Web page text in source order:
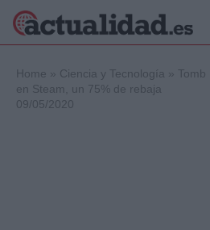
Home » Ciencia y Tecnología » Tomb
en Steam, un 75% de rebaja
09/05/2020